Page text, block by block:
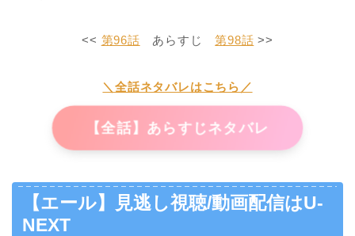
<< 第96話 あらすじ第98話 >>
＼全話ネタバレはこちら／
【全話】あらすじネタバレ
【エール】見逃し視聴/動画配信はU-
NEXT